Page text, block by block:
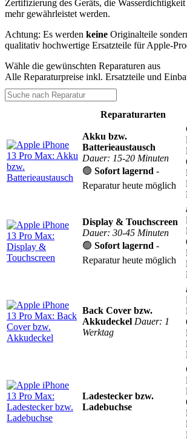
Zertifizierung des Geräts, die
mehr gewährleistet werden.
Achtung: Es werden keine Originalteile
qualitativ hochwertige Ersatzteile für Apple-
Wähle die gewünschten Reparaturen aus
Alle Reparaturpreise inkl. Ersatzteile und
Reparaturarten
Akku bzw.
Batterieaustausch
Dauer: 15-20 Minuten
🟢 Sofort lagernd -
Reparatur heute möglich
Display & Touchscreen
Dauer: 30-45 Minuten
🟢 Sofort lagernd -
Reparatur heute möglich
Back Cover bzw.
Akkudeckel Dauer: 1
Werktag
Ladestecker bzw.
Ladebuchse